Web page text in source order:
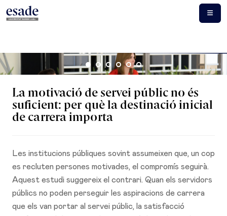
La motivació de servei públic no és
suficient: per què la destinació inicial
de carrera importa
Les institucions públiques sovint assumeixen que, un cop
es recluten persones motivades, el compromís seguirà.
Aquest estudi suggereix el contrari. Quan els servidors
públics no poden perseguir les aspiracions de carrera
que els van portar al servei públic, la satisfacció